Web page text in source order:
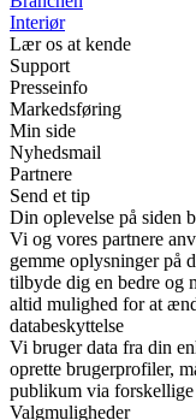
Interiør
Lær os at kende
Support
Presseinfo
Markedsføring
Min side
Nyhedsmail
Partnere
Send et tip
Din oplevelse på siden
Vi og vores partnere
gemme oplysninger på
tilbyde dig en bedre og
altid mulighed for at
databeskyttelse
Vi bruger data fra din
oprette brugerprofiler,
publikum via
Valgmuligheder